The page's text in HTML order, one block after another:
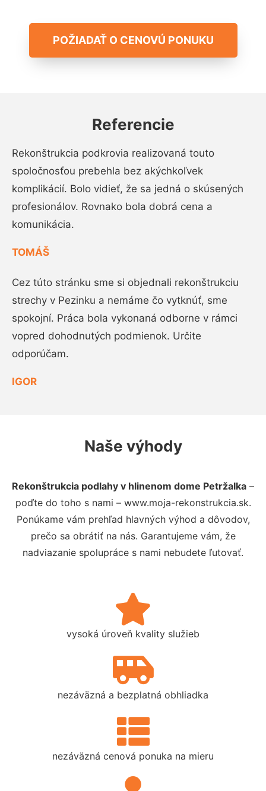
POŽIADAŤ O CENOVÚ PONUKU
Referencie
Rekonštrukcia podkrovia realizovaná touto
spoločnosťou prebehla bez akýchkoľvek
komplikácií. Bolo vidieť, že sa jedná o skúsených
profesionálov. Rovnako bola dobrá cena a
komunikácia.
TOMÁŠ
Cez túto stránku sme si objednali rekonštrukciu
strechy v Pezinku a nemáme čo vytknúť, sme
spokojní. Práca bola vykonaná odborne v rámci
vopred dohodnutých podmienok. Určite
odporúčam.
IGOR
Naše výhody
Rekonštrukcia podlahy v hlinenom dome Petržalka –
poďte do toho s nami – www.moja-rekonstrukcia.sk.
Ponúkame vám prehľad hlavných výhod a dôvodov,
prečo sa obrátiť na nás. Garantujeme vám, že
nadviazanie spolupráce s nami nebudete ľutovať.
vysoká úroveň kvality služieb
nezáväzná a bezplatná obhliadka
nezáväzná cenová ponuka na mieru